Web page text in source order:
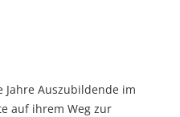
Auszubildende im
auf ihrem Weg zur